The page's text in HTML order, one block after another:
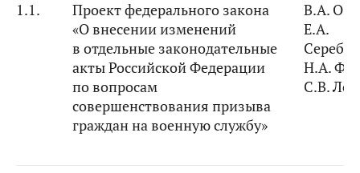
1.1.
Проект федерального закона
«О внесении изменений
в отдельные законодательные
акты Российской Федерации
по вопросам
совершенствования призыва
граждан на военную службу»
В.А.
Е.А.
Н.А.
С.В.